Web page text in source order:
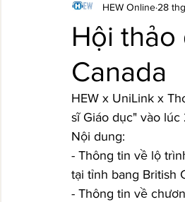
Hội thảo
Canada
HEW Online 28
HEW x UniLink x
sĩ Giáo dục" vào lúc
Nội dung:
- Thông tin về lộ
tại tỉnh bang British
- Thông tin về